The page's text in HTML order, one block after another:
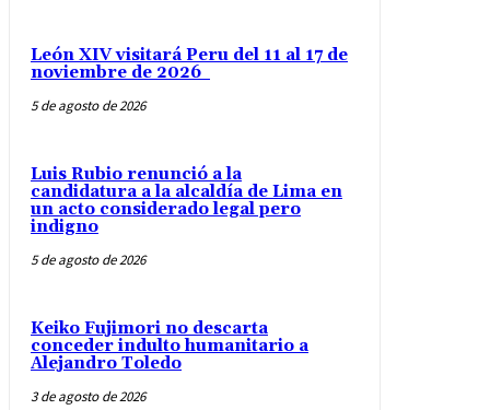
León XIV visitará Peru del 11 al 17 de
noviembre de 2026
5 de agosto de 2026
Luis Rubio renunció a la
candidatura a la alcaldía de Lima en
un acto considerado legal pero
indigno
5 de agosto de 2026
Keiko Fujimori no descarta
conceder indulto humanitario a
Alejandro Toledo
3 de agosto de 2026